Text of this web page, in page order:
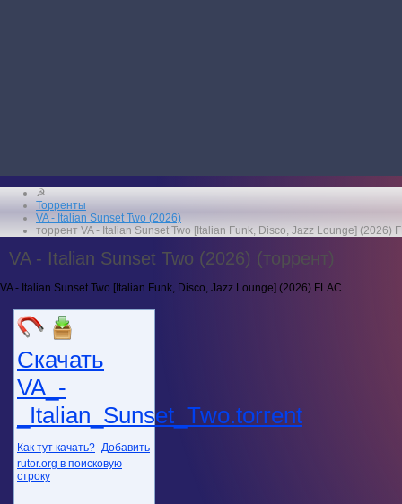
☭
Торренты
VA - Italian Sunset Two (2026)
торрент VA - Italian Sunset Two [Italian Funk, Disco, Jazz Lounge] (2026)
VA - Italian Sunset Two (2026) (торрент)
VA - Italian Sunset Two [Italian Funk, Disco, Jazz Lounge] (2026) FLAC
Скачать
VA_-
_Italian_Sunset_Two.torrent
Как тут качать? Добавить
rutor.org в поисковую
строку